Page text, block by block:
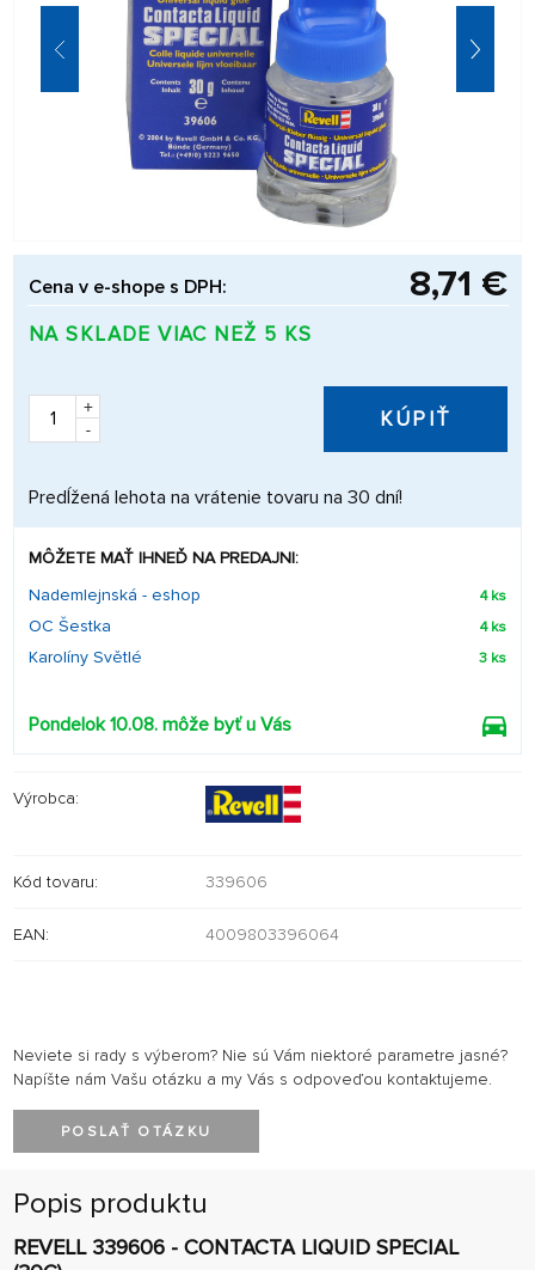
Cena v e-shope s DPH: 8,71 €
NA SKLADE VIAC NEŽ 5 KS
+
-
KÚPIŤ
Predĺžená lehota na vrátenie tovaru na 30 dní!
MÔŽETE MAŤ IHNEĎ NA PREDAJNI:
Nademlejnská - eshop
4 ks
OC Šestka 4 ks
Karolíny Světlé 3 ks
Pondelok 10.08. môže byť u Vás
Výrobca:
Kód tovaru: 339606
EAN: 4009803396064
Neviete si rady s výberom? Nie sú Vám niektoré parametre jasné?
Napíšte nám Vašu otázku a my Vás s odpoveďou kontaktujeme.
POSLAŤ OTÁZKU
Popis produktu
REVELL 339606 - CONTACTA LIQUID SPECIAL